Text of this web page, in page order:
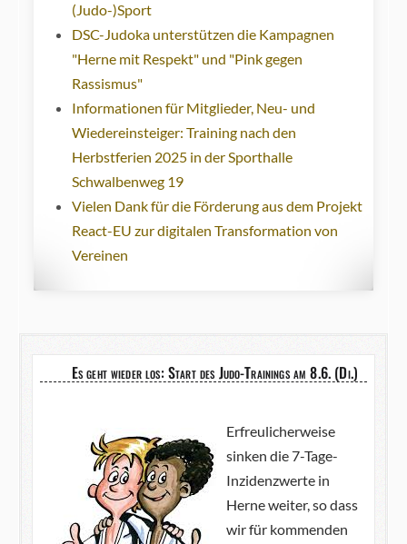
(Judo-)Sport
DSC-Judoka unterstützen die Kampagnen
"Herne mit Respekt" und "Pink gegen
Rassismus"
Informationen für Mitglieder, Neu- und
Wiedereinsteiger: Training nach den
Herbstferien 2025 in der Sporthalle
Schwalbenweg 19
Vielen Dank für die Förderung aus dem Projekt
React-EU zur digitalen Transformation von
Vereinen
Es geht wieder los: Start des Judo-Trainings am 8.6. (Di.)
Erfreulicherweise
sinken die 7-Tage-
Inzidenzwerte in
Herne weiter, so dass
wir für kommenden